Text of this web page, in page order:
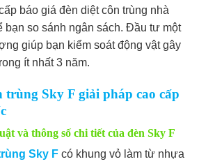
báo giá đèn diệt côn trùng nhà
bạn so sánh ngân sách. Đầu tư một
giúp bạn kiểm soát động vật gây
ít nhất 3 năm.
trùng Sky F giải pháp cao cấp
và thông số chi tiết của đèn Sky F
Sky F có khung vỏ làm từ nhựa